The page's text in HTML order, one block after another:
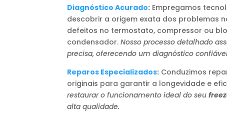
Diagnóstico Acurado: Empregamos
descobrir a origem exata dos problemas
defeitos no termostato, compressor ou
condensador.Nosso processo detalhado
precisa, oferecendo um diagnóstico
Reparos Especializados: Conduzimos
originais para garantir a longevidade e
restaurar o funcionamento ideal do seu
alta qualidade.